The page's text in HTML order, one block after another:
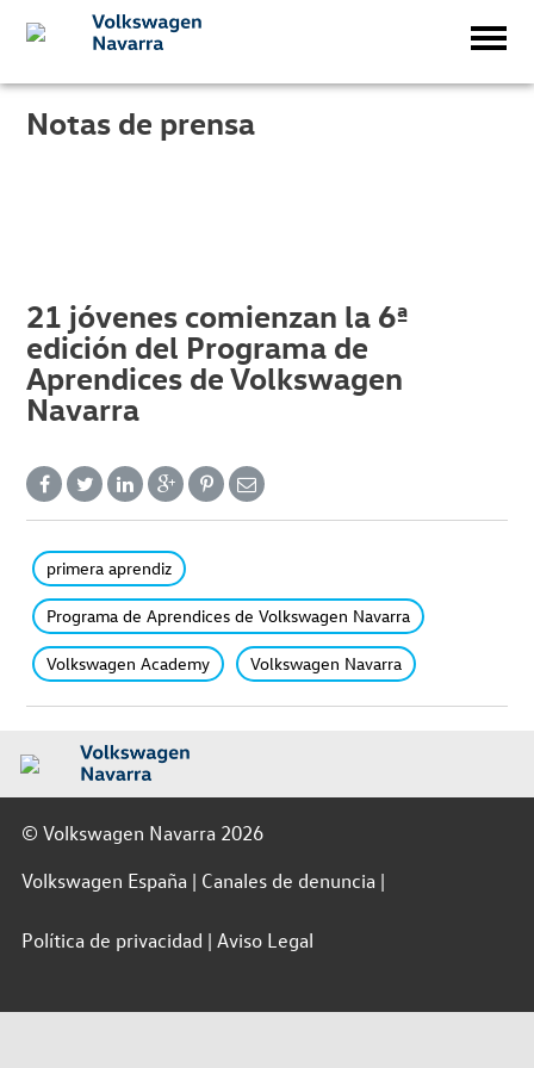
Notas de prensa
21 jóvenes comienzan la 6ª
edición del Programa de
Aprendices de Volkswagen
Navarra
primera aprendiz
Programa de Aprendices de Volkswagen Navarra
Volkswagen Academy Volkswagen Navarra
© Volkswagen Navarra 2026
Volkswagen España
Canales de denuncia
Política de privacidad Aviso Legal